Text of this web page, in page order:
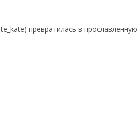
превратилась в прославленную